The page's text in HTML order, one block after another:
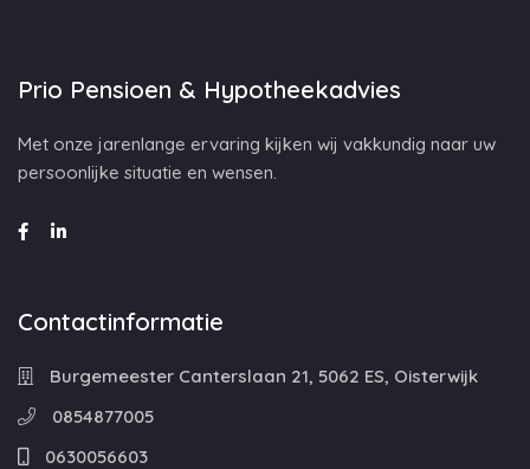
Prio Pensioen & Hypotheekadvies
Met onze jarenlange ervaring kijken wij vakkundig naar uw
persoonlijke situatie en wensen.
Contactinformatie
Burgemeester Canterslaan 21, 5062 ES, Oisterwijk
0854877005
0630056603